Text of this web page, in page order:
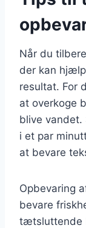
Når du
der kan
resultat. For
at overkoge
blive vandet.
i et par
at bevare
Opbevaring
bevare
tætsluttende